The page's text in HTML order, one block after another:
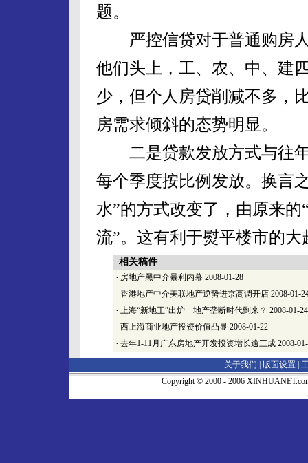
题。
严控信贷对于普通购房人
他们头上，工、农、中、建
少，但个人房贷削减不多，
房需求倾斜的态势明显。
二是贷款发放方式与往年
每个季度按比例发放。换言
水”的方式改变了，由原来
流”。这有利于熨平楼市的大
相关稿件
· 房地产黑中介暴利内幕 2008-01-28
· 香港地产中介美联地产逆势进京高调开店 2008-01-
· 上海“新地王”出炉 地产垄断时代到来？ 2008-01-24
· 西上海商业地产投资价值凸显 2008-01-22
· 去年1-11月广东房地产开发投资增长逾三成 2008-
关于我们 | 版面设置
Copyright © 2000 - 2006